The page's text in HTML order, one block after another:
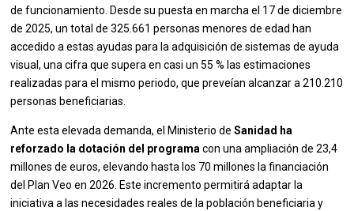
de funcionamiento. Desde su puesta en marcha el 17 de diciembre
de 2025, un total de 325.661 personas menores de edad han
accedido a estas ayudas para la adquisición de sistemas de ayuda
visual, una cifra que supera en casi un 55 % las estimaciones
realizadas para el mismo periodo, que preveían alcanzar a 210.210
personas beneficiarias.
Ante esta elevada demanda, el Ministerio deSanidad ha
reforzado la dotación del programa con una ampliación de 23,4
millones de euros, elevando hasta los 70 millones la financiación
del Plan Veo en 2026. Este incremento permitirá adaptar la
iniciativa a las necesidades reales de la población beneficiaria y